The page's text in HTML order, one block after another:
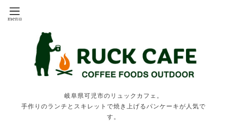
岐阜県可児市のリュックカフェ。
手作りのランチとスキレットで焼き上げるパンケーキが人気で
す。